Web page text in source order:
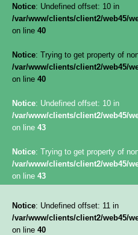
Notice: Undefined offset: 10 in
/var/www/clients/client2/web45/
on line 40
Notice: Trying to get property of
/var/www/clients/client2/web45/
on line 40
Notice: Undefined offset: 10 in
/var/www/clients/client2/web45/
on line 43
Notice: Trying to get property of
/var/www/clients/client2/web45/
on line 43
Notice: Undefined offset: 11 in
/var/www/clients/client2/web45/
on line 40